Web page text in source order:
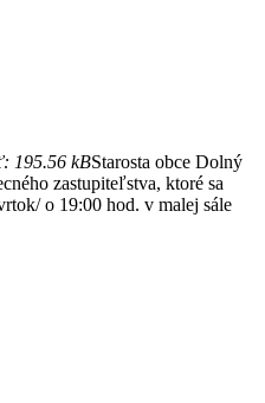
195.56 kBStarosta obce Dolný
zastupiteľstva, ktoré sa
o 19:00 hod. v malej sále